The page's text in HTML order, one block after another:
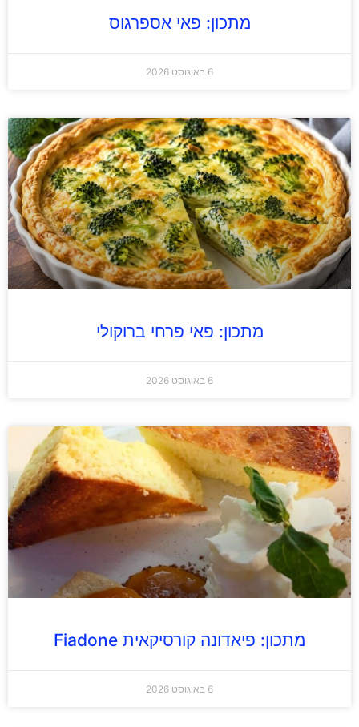
מתכון: פאי אספרגוס
6 באוגוסט 2026
מתכון: פאי פרחי ברוקולי
6 באוגוסט 2026
מתכון: פיאדונה קורסיקאית Fiadone
6 באוגוסט 2026